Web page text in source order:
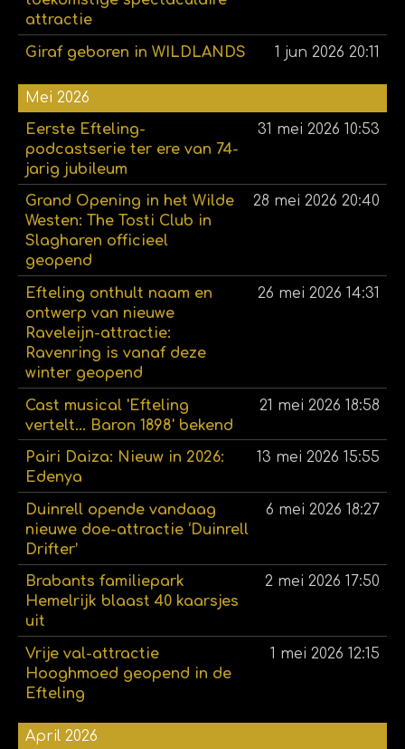
attractie
Giraf geboren in WILDLANDS
1 jun 2026 20:11
Mei 2026
Eerste Efteling-
podcastserie ter ere van 74-
jarig jubileum
31 mei 2026 10:53
Grand Opening in het Wilde
Westen: The Tosti Club in
Slagharen officieel
geopend
28 mei 2026 20:40
Efteling onthult naam en
ontwerp van nieuwe
Raveleijn-attractie:
Ravenring is vanaf deze
winter geopend
26 mei 2026 14:31
Cast musical 'Efteling
vertelt... Baron 1898' bekend
21 mei 2026 18:58
Pairi Daiza: Nieuw in 2026:
Edenya
13 mei 2026 15:55
Duinrell opende vandaag
nieuwe doe-attractie ‘Duinrell
Drifter’
6 mei 2026 18:27
Brabants familiepark
Hemelrijk blaast 40 kaarsjes
uit
2 mei 2026 17:50
Vrije val-attractie
Hooghmoed geopend in de
Efteling
1 mei 2026 12:15
April 2026